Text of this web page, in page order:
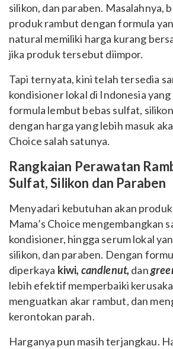
silikon, dan paraben. Masalahnya,
produk rambut dengan formula
natural memiliki harga kurang
jika produk tersebut diimpor.
Tapi ternyata, kini telah tersedia
kondisioner lokal di Indonesia
formula lembut bebas sulfat,
dengan harga yang lebih masuk
Choice salah satunya.
Rangkaian Perawatan
Sulfat, Silikon dan Paraben
Menyadari kebutuhan akan produk
Mama’s Choice mengembangkan
kondisioner, hingga serum lokal
silikon, dan paraben. Dengan
diperkaya kiwi, candlenut, dan
lebih efektif memperbaiki
menguatkan akar rambut, dan
kerontokan parah.
Harganya pun masih terjangkau.